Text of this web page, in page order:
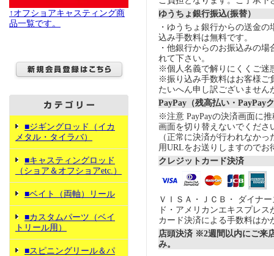
↑オフショアキャスティング商
品一覧です。
■ジギングロッド（イカ
メタル・タイラバ）
■キャスティングロッド
（ショア＆オフショアetc.）
■ベイト（両軸）リール
■カスタムパーツ（ベイ
トリール用）
■スピニングリール＆パ
ゆうちょ銀行振込(振替）
・ゆうちょ銀行からの送金
込み手数料は無料です。
・他銀行からのお振込みの場
れて下さい。
※個人名義で解りにくくご迷
※振り込み手数料はお客様ご
たいへん申し訳ございません
PayPay（残高払い・PayPay
※注意 PayPayの決済画面に
画面を切り替えないでくださ
（正常に決済が行われなか
用URLをお送りしますのでお
クレジットカード決済
ＶＩＳＡ・ＪＣＢ・ ダイナ
ド・アメリカンエキスプレ
カード決済による手数料はか
店頭決済 ※2週間以内にご来
み。